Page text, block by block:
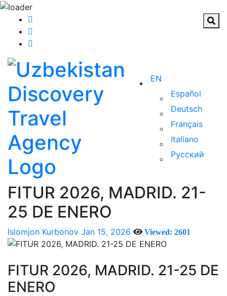
EN
Español
Deutsch
Français
Italiano
Русский
FITUR 2026, MADRID. 21-
25 DE ENERO
Islomjon Kurbonov Jan 15, 2026 Viewed: 2601
FITUR 2026, MADRID. 21-25 DE
ENERO